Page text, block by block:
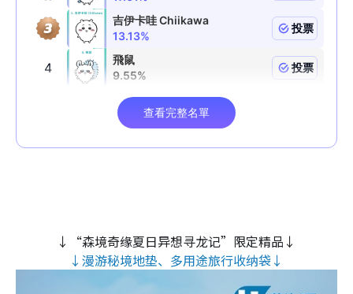
↓“森境奇缘夏日异想寻龙记”限定精品↓
↓漫游秘境地垫、多用途旅行收纳袋↓